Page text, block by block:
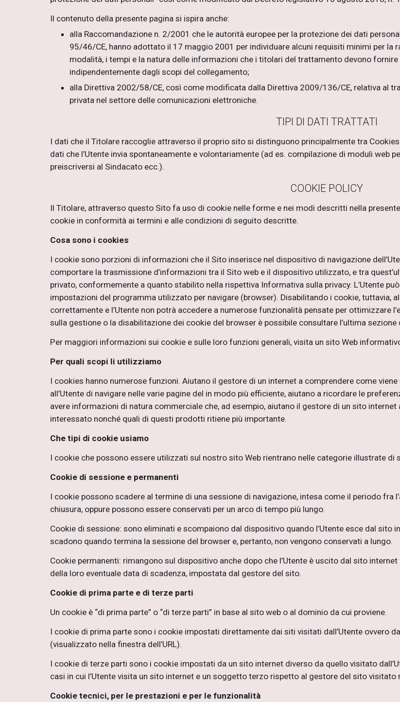
Il contenuto della presente pagina si ispira anche:
alla Raccomandazione n. 2/2001 che le autorità europee per la protezione dei dati
95/46/CE, hanno adottato il 17 maggio 2001 per individuare alcuni requisiti minimi per la
modalità, i tempi e la natura delle informazioni che i titolari del trattamento devono
indipendentemente dagli scopi del collegamento;
alla Direttiva 2002/58/CE, così come modificata dalla Direttiva 2009/136/CE, relativa al
privata nel settore delle comunicazioni elettroniche.
TIPI DI DATI TRATTATI
I dati che il Titolare raccoglie attraverso il proprio sito si distinguono principalmente tra
dati che l’Utente invia spontaneamente e volontariamente (ad es. compilazione di moduli web
preiscriversi al Sindacato ecc.).
COOKIE POLICY
Il Titolare, attraverso questo Sito fa uso di cookie nelle forme e nei modi descritti nella
cookie in conformità ai termini e alle condizioni di seguito descritte.
Cosa sono i cookies
I cookie sono porzioni di informazioni che il Sito inserisce nel dispositivo di navigazione
comportare la trasmissione d’informazioni tra il Sito web e il dispositivo utilizzato, e tra
privato, conformemente a quanto stabilito nella rispettiva Informativa sulla privacy. L’Utente
impostazioni del programma utilizzato per navigare (browser). Disabilitando i cookie, tuttavia,
correttamente e l’Utente non potrà accedere a numerose funzionalità pensate per ottimizzare
sulla gestione o la disabilitazione dei cookie del browser è possibile consultare l’ultima sezione
Per maggiori informazioni sui cookie e sulle loro funzioni generali, visita un sito Web
Per quali scopi li utilizziamo
I cookies hanno numerose funzioni. Aiutano il gestore di un internet a comprendere come
all’Utente di navigare nelle varie pagine del in modo più efficiente, aiutano a ricordare le
avere informazioni di natura commerciale che, ad esempio, aiutano il gestore di un sito internet
interessato nonché quali di questi prodotti ritiene più importante.
Che tipi di cookie usiamo
I cookie che possono essere utilizzati sul nostro sito Web rientrano nelle categorie illustrate di
Cookie di sessione e permanenti
I cookie possono scadere al termine di una sessione di navigazione, intesa come il periodo fra
chiusura, oppure possono essere conservati per un arco di tempo più lungo.
Cookie di sessione: sono eliminati e scompaiono dal dispositivo quando l’Utente esce dal sito
scadono quando termina la sessione del browser e, pertanto, non vengono conservati a lungo.
Cookie permanenti: rimangono sul dispositivo anche dopo che l’Utente è uscito dal sito
della loro eventuale data di scadenza, impostata dal gestore del sito.
Cookie di prima parte e di terze parti
Un cookie è “di prima parte” o “di terze parti” in base al sito web o al dominio da cui proviene.
I cookie di prima parte sono i cookie impostati direttamente dai siti visitati dall’Utente ovvero
(visualizzato nella finestra dell’URL).
I cookie di terze parti sono i cookie impostati da un sito internet diverso da quello visitato
casi in cui l’Utente visita un sito internet e un soggetto terzo rispetto al gestore del sito
Cookie tecnici, per le prestazioni e per le funzionalità